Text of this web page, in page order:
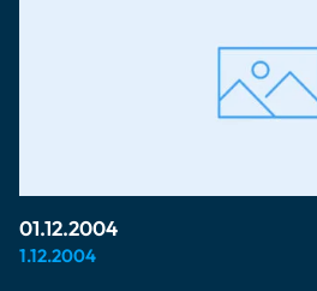
01.12.2004
1.12.2004